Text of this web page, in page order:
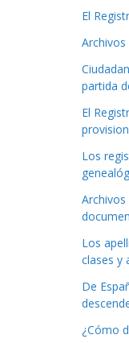
El
partida
El
Los
Los
clases y
De
¿Cómo